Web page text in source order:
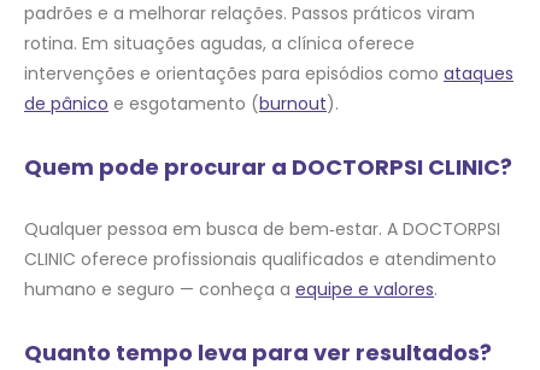
padrões e a melhorar relações. Passos práticos viram
rotina. Em situações agudas, a clínica oferece
intervenções e orientações para episódios como ataques
de pânico e esgotamento (burnout).
Quem pode procurar a DOCTORPSI CLINIC?
Qualquer pessoa em busca de bem‑estar. A DOCTORPSI
CLINIC oferece profissionais qualificados e atendimento
humano e seguro — conheça a equipe e valores.
Quanto tempo leva para ver resultados?